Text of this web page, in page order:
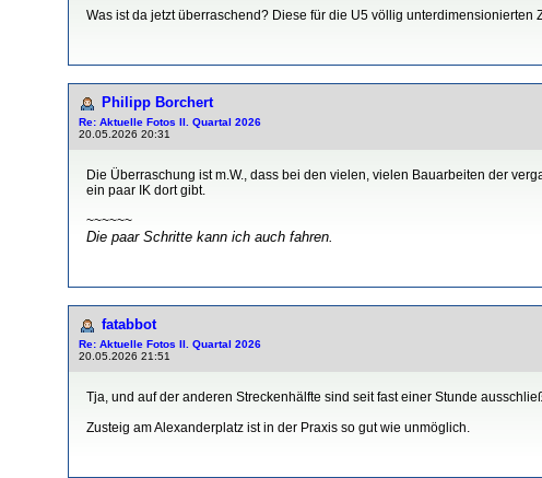
Was ist da jetzt überraschend? Diese für die U5 völlig
Philipp Borchert
Re: Aktuelle Fotos II. Quartal 2026
20.05.2026 20:31
Die Überraschung ist m.W., dass bei den vielen, vielen Bauarbeiten der
ein paar IK dort gibt.
~~~~~~
Die paar Schritte kann ich auch fahren.
fatabbot
Re: Aktuelle Fotos II. Quartal 2026
20.05.2026 21:51
Tja, und auf der anderen Streckenhälfte sind seit fast einer Stunde
Zusteig am Alexanderplatz ist in der Praxis so gut wie unmöglich.